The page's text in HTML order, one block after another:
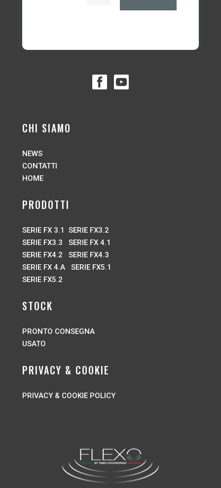
CHI SIAMO
NEWS
CONTATTI
HOME
PRODOTTI
SERIE FX 3.1
SERIE FX3.2
SERIE FX3.3
SERIE FX 4.1
SERIE FX4.2
SERIE FX4.3
SERIE FX 4.A
SERIE FX5.1
SERIE FX5.2
STOCK
PRONTO CONSEGNA
USATO
PRIVACY & COOKIE
PRIVACY & COOKIE POLICY